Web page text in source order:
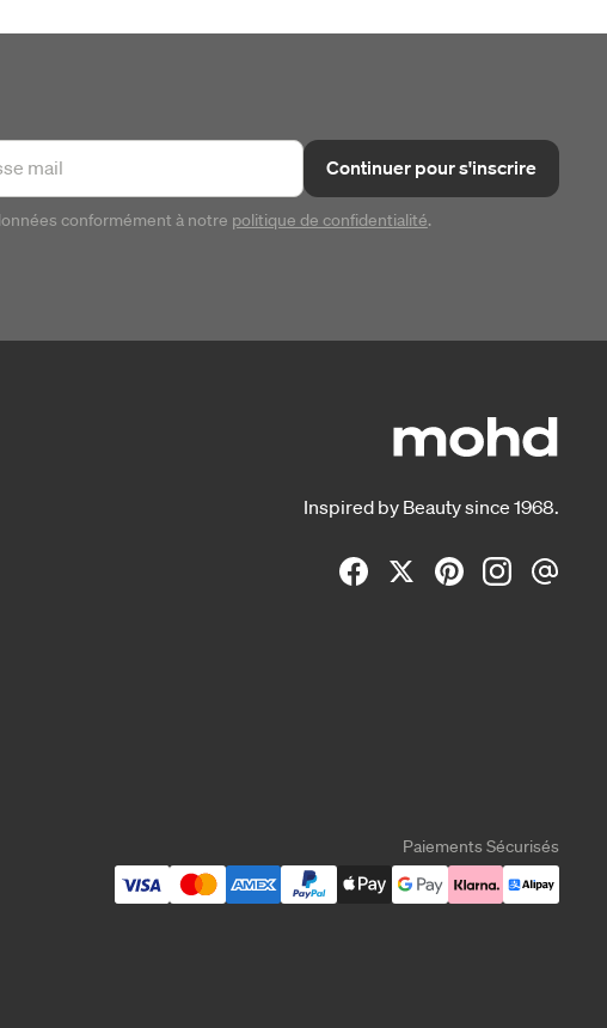
Continuer pour s'inscrire
conformément à notre politique de confidentialité.
Inspired by Beauty since 1968.
Paiements Sécurisés